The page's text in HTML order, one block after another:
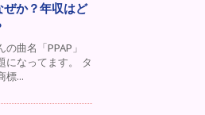
ぜか？年収はど
の曲名「PPAP」
になってます。 タ
標...